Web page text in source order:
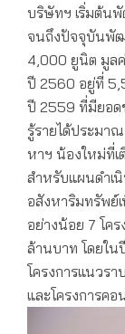
บริษัทฯ เริ่มต้น
จนถึงปัจจุบันพัฒ
4,000 ยูนิต มูล
ปี 2560 อยู่ที่
ปี 2559 ที่มียอด
รู้รายได้ประมา
หาฯ น้องใหม่ที่เ
สำหรับแผนดำเ
อสังหาริมทรัพย์
อย่างน้อย 7 โค
ล้านบาท โดยใน
โครงการแนวรา
และโครงการค